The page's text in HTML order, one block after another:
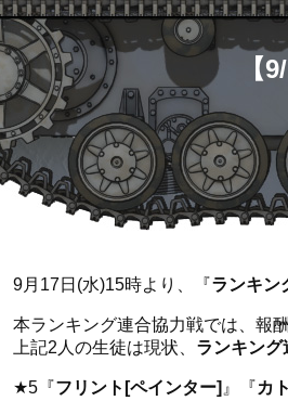
【
9月17日(水)15時より、『ランキン
本ランキング連合協力戦では、報
上記2人の生徒は現状、 ランキン
★5『フリント[ペインター] 』『カ